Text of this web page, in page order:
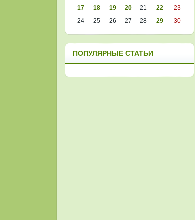
17
18 19 20 21 22
23
24
25 26 27 28 29 30
ПОПУЛЯРНЫЕ СТАТЬИ